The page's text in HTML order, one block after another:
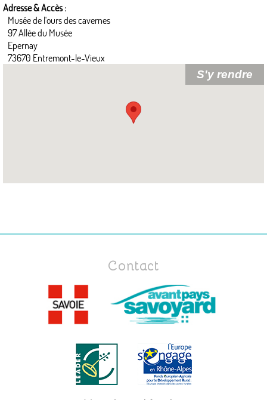
Adresse & Accès :
Musée de l'ours des cavernes
97 Allée du Musée
Epernay
73670 Entremont-le-Vieux
Contact